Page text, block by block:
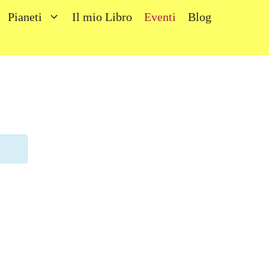
Pianeti Il mio Libro Eventi Blog